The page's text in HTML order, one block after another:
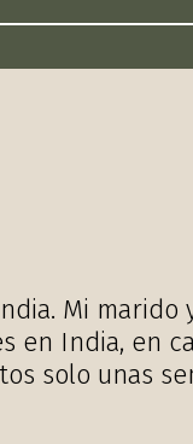
Mi marido
en India, en
solo unas